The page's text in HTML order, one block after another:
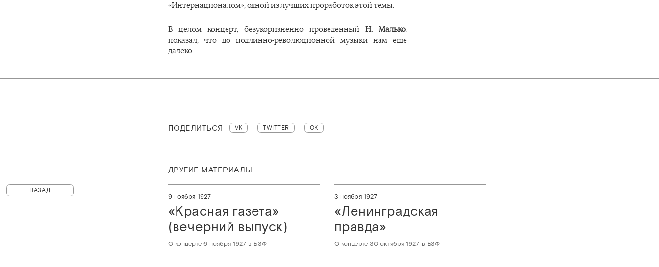
«Интернационалом», одной из лучших проработок этой темы.
В целом концерт, безукоризненно проведенный Н. Малько,
показал, что до подлинно-революционной музыки нам еще
далеко.
ПОДЕЛИТЬСЯ VK TWITTER OK
ДРУГИЕ МАТЕРИАЛЫ
3 ноября 1927
«‎Ленинградская
правда»‎
О концерте 30 октября 1927 в БЗФ
9 ноября 1927
«Красная газета»
(вечерний выпуск)
О концерте 6 ноября 1927 в БЗФ
НАЗАД